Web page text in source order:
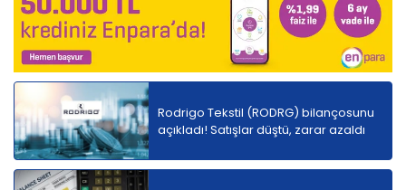
Rodrigo Tekstil (RODRG) bilançosunu
açıkladı! Satışlar düştü, zarar azaldı